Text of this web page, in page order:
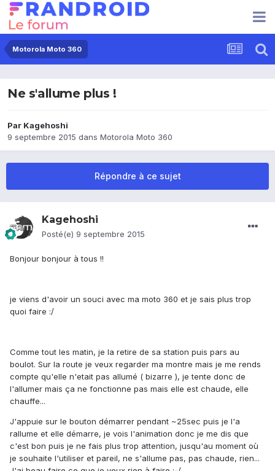
Motorola Moto 360
Ne s'allume plus !
Par Kagehoshi
9 septembre 2015 dans Motorola Moto 360
Répondre à ce sujet
Kagehoshi
Posté(e) 9 septembre 2015
Bonjour bonjour à tous !!
je viens d'avoir un souci avec ma moto 360 et je sais plus trop
quoi faire :/
Comme tout les matin, je la retire de sa station puis pars au
boulot. Sur la route je veux regarder ma montre mais je me rends
compte qu'elle n'etait pas allumé ( bizarre ), je tente donc de
l'allumer mais ça ne fonctionne pas mais elle est chaude, elle
chauffe...
J'appuie sur le bouton démarrer pendant ~25sec puis je l'a
rallume et elle démarre, je vois l'animation donc je me dis que
c'est bon puis je ne fais plus trop attention, jusqu'au moment où
je souhaite l'utiliser et pareil, ne s'allume pas, pas chaude, rien...